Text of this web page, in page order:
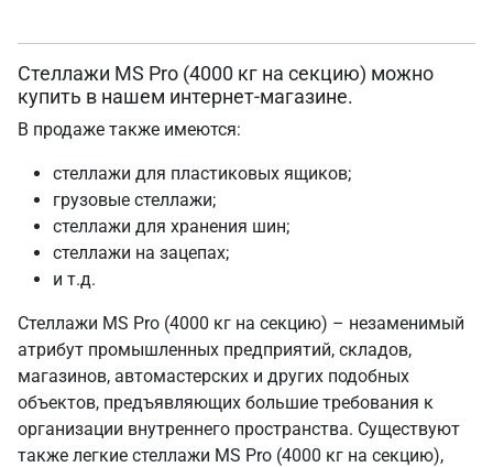
Стеллажи MS Pro (4000 кг на секцию) можно
купить в нашем интернет-магазине.
В продаже также имеются:
стеллажи для пластиковых ящиков;
грузовые стеллажи;
стеллажи для хранения шин;
стеллажи на зацепах;
и т.д.
Стеллажи MS Pro (4000 кг на секцию) – незаменимый
атрибут промышленных предприятий, складов,
магазинов, автомастерских и других подобных
объектов, предъявляющих большие требования к
организации внутреннего пространства. Существуют
также легкие стеллажи MS Pro (4000 кг на секцию),